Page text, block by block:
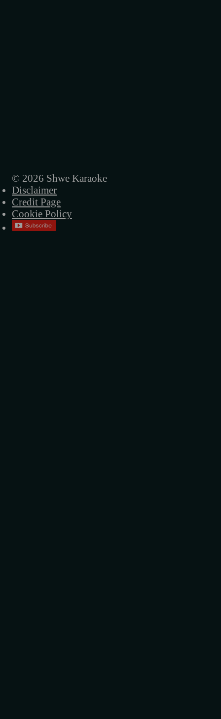
© 2026 Shwe Karaoke
Disclaimer
Credit Page
Cookie Policy